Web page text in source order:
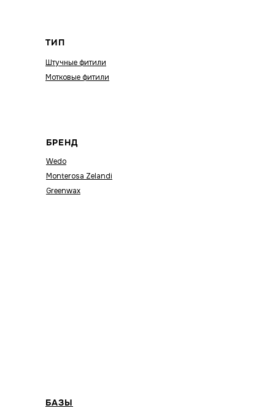
ТИП
Штучные фитили
Мотковые фитили
БРЕНД
Wedo
Monterosa Zelandi
Greenwax
БАЗЫ